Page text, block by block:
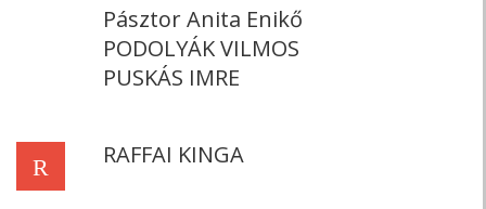
Pásztor Anita Enikő
PODOLYÁK VILMOS
PUSKÁS IMRE
R RAFFAI KINGA